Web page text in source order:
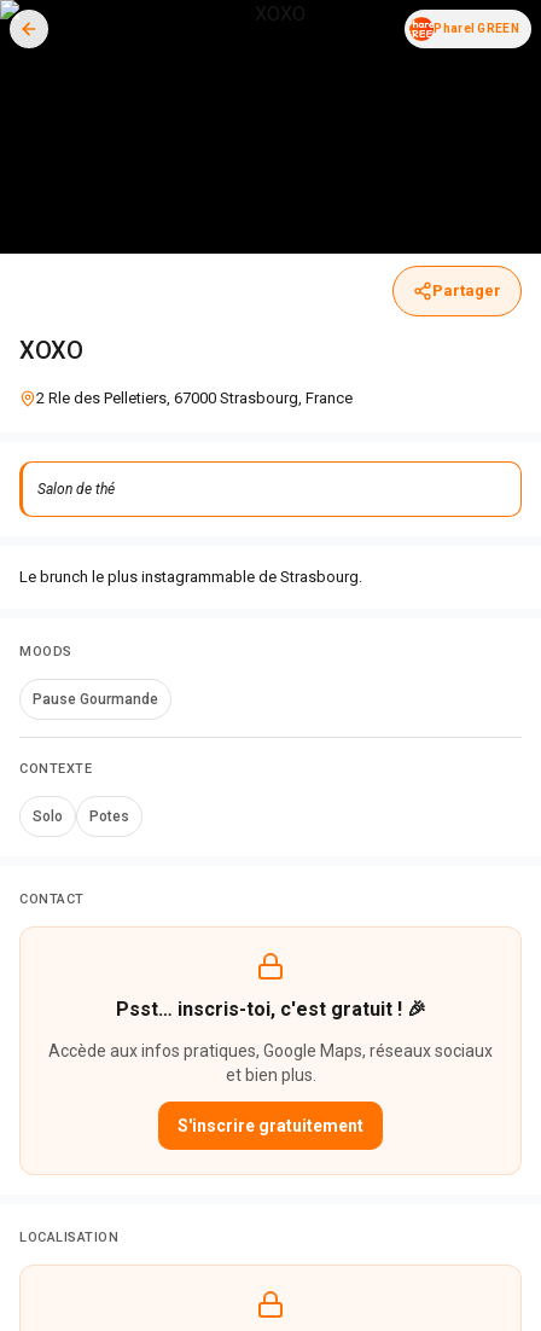
Pharel GREEN
Partager
XOXO
2 Rle des Pelletiers, 67000 Strasbourg, France
Salon de thé
Le brunch le plus instagrammable de Strasbourg.
MOODS
Pause Gourmande
CONTEXTE
Solo Potes
CONTACT
Psst… inscris-toi, c'est gratuit ! 🎉
Accède aux infos pratiques, Google Maps, réseaux sociaux
et bien plus.
S'inscrire gratuitement
LOCALISATION